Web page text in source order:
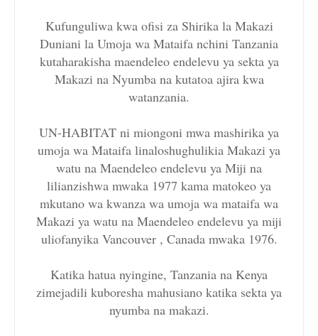
Kufunguliwa kwa ofisi za Shirika la Makazi
Duniani la Umoja wa Mataifa nchini Tanzania
kutaharakisha maendeleo endelevu ya sekta ya
Makazi na Nyumba na kutatoa ajira kwa
watanzania.
UN-HABITAT ni miongoni mwa mashirika ya
umoja wa Mataifa linaloshughulikia Makazi ya
watu na Maendeleo endelevu ya Miji na
lilianzishwa mwaka 1977 kama matokeo ya
mkutano wa kwanza wa umoja wa mataifa wa
Makazi ya watu na Maendeleo endelevu ya miji
uliofanyika Vancouver , Canada mwaka 1976.
Katika hatua nyingine, Tanzania na Kenya
zimejadili kuboresha mahusiano katika sekta ya
nyumba na makazi.